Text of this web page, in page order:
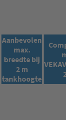
Aanbevolen
max.
breedte bij
2 m
tankhoogte